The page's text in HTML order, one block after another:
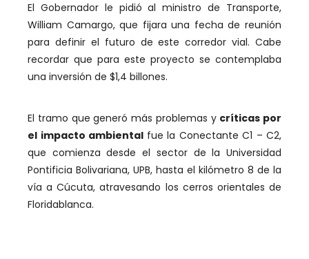
El Gobernador le pidió al ministro de Transporte,
William Camargo, que fijara una fecha de reunión
para definir el futuro de este corredor vial. Cabe
recordar que para este proyecto se contemplaba
una inversión de $1,4 billones.
El tramo que generó más problemas y críticas por
el impacto ambiental fue la Conectante C1 – C2,
que comienza desde el sector de la Universidad
Pontificia Bolivariana, UPB, hasta el kilómetro 8 de la
vía a Cúcuta, atravesando los cerros orientales de
Floridablanca.